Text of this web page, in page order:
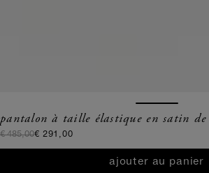
pantalon à taille élastique en satin
prix normal
€ 485,00prix de vente
€ 291,00
ajouter au panier